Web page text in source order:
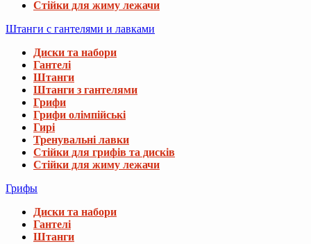
Стійки для жиму лежачи
Штанги с гантелями и лавками
Диски та набори
Гантелі
Штанги
Штанги з гантелями
Грифи
Грифи олімпійські
Гирі
Тренувальні лавки
Стійки для грифів та дисків
Стійки для жиму лежачи
Грифы
Диски та набори
Гантелі
Штанги